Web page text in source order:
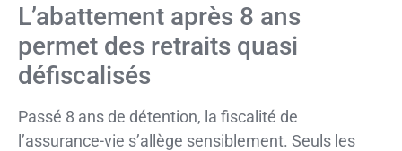
L’abattement après 8 ans
permet des retraits quasi
défiscalisés
Passé 8 ans de détention, la fiscalité de
l’assurance-vie s’allège sensiblement. Seuls les